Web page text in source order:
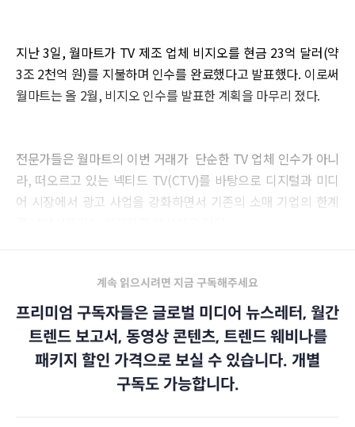
지난 3일, 월마트가 TV 제조 업체 비지오를 현금 23억 달러(약
3조 2천억 원)를 지불하며 인수를 완료했다고 발표했다. 이로써
월마트는 올 2월, 비지오 인수를 발표한 계획을 마무리 졌다.
전문가들은 월마트의 이번 거래가 단순한 TV 업체 인수가 아니
라, 떠오르고 있는 넥티드 TV(CTV)를 바탕으로 디지털과 미디
어 시장에서 광고 사업을 강화하면서 기존의 소매 기업의 한계
계속 읽으시려면 지금 구독해주세요
프리미엄 구독자들은 글로벌 미디어 뉴스레터, 월간
트렌드 보고서, 동영상 콘텐츠, 트렌드 웨비나를
패키지 할인 가격으로 보실 수 있습니다. 개별
구독도 가능합니다.